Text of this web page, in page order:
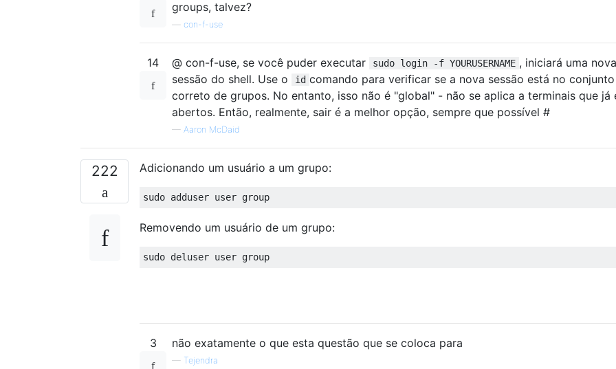
groups, talvez?
con-f-use
14 @ con-f-use, se você puder executar sudo login -f YOURUSERNAME , iniciará uma nova
sessão do shell. Use o
id comando para verificar se a nova sessão está no conjunto
correto de grupos. No entanto, isso não é "global" - não se aplica a terminais que já
abertos. Então, realmente, sair é a melhor opção, sempre que possível #
— Aaron McDaid
222 Adicionando um usuário a um grupo:
Removendo um usuário de um grupo:
3 não exatamente o que esta questão que se coloca para
— Tejendra